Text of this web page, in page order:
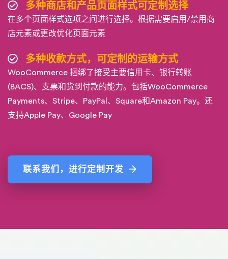
多种商店和产品页面样式可定制选择
在多个页面样式选项之间进行选择。根据需要启用/禁用商
店元素或更改优化页面元素
多种收款方式，可定制的运输方式
WooCommerce 捆绑了接受主要信用卡、银行转账
(BACS)、支票和货到付款的能力。包括WooCommerce
Payments、Stripe、PayPal、Square和Amazon Pay。还
支持Apple Pay、Google Pay
联系我们，进行定制开发